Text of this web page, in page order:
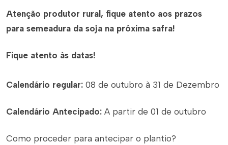
Atenção produtor rural, fique atento aos prazos
para semeadura da soja na próxima safra!
Fique atento às datas!
Calendário regular: 08 de outubro à 31 de Dezembro
Calendário Antecipado: A partir de 01 de outubro
Como proceder para antecipar o plantio?